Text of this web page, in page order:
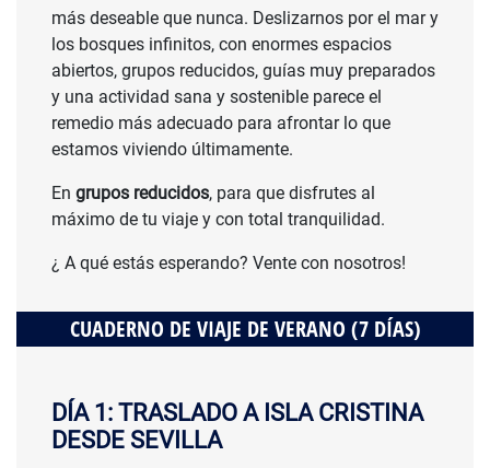
más deseable que nunca. Deslizarnos por el mar y
los bosques infinitos, con enormes espacios
abiertos, grupos reducidos, guías muy preparados
y una actividad sana y sostenible parece el
remedio más adecuado para afrontar lo que
estamos viviendo últimamente.
En grupos reducidos, para que disfrutes al
máximo de tu viaje y con total tranquilidad.
¿ A qué estás esperando? Vente con nosotros!
CUADERNO DE VIAJE DE VERANO (7 DÍAS)
DÍA 1: TRASLADO A ISLA CRISTINA
DESDE SEVILLA